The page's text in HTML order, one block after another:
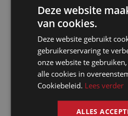
Deze website
van cookies.
Deze website gebruikt
gebruikerservaring te
onze website te
alle cookies in
Cookiebeleid. Lees verder
ALLES